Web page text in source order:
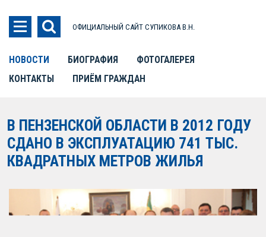
ОФИЦИАЛЬНЫЙ САЙТ СУПИКОВА В.Н.
НОВОСТИ БИОГРАФИЯ
ФОТОГАЛЕРЕЯ
КОНТАКТЫ
ПРИЁМ ГРАЖДАН
В ПЕНЗЕНСКОЙ ОБЛАСТИ В 2012 ГОДУ
СДАНО В ЭКСПЛУАТАЦИЮ 741 ТЫС.
КВАДРАТНЫХ МЕТРОВ ЖИЛЬЯ